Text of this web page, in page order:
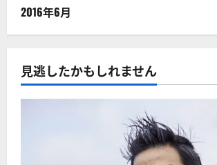
2016年6月
見逃したかもしれません